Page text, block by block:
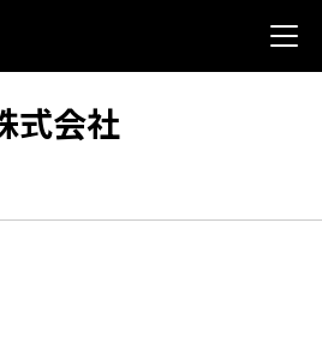
式会社